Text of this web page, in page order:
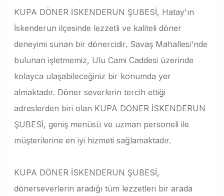
KUPA DÖNER İSKENDERUN ŞUBESİ, Hatay'ın
İskenderun ilçesinde lezzetli ve kaliteli döner
deneyimi sunan bir dönercidir. Savaş Mahallesi'nde
bulunan işletmemiz, Ulu Cami Caddesi üzerinde
kolayca ulaşabileceğiniz bir konumda yer
almaktadır. Döner severlerin tercih ettiği
adreslerden biri olan KUPA DÖNER İSKENDERUN
ŞUBESİ, geniş menüsü ve uzman personeli ile
müşterilerine en iyi hizmeti sağlamaktadır.
KUPA DÖNER İSKENDERUN ŞUBESİ,
dönerseverlerin aradığı tüm lezzetleri bir arada